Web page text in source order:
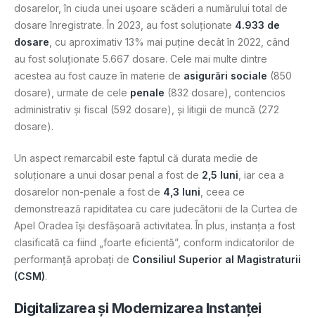
dosarelor, în ciuda unei ușoare scăderi a numărului total de
dosare înregistrate. În 2023, au fost soluționate 4.933 de
dosare , cu aproximativ 13% mai puține decât în 2022, când
au fost soluționate 5.667 dosare. Cele mai multe dintre
acestea au fost cauze în materie de asigurări sociale (850
dosare), urmate de cele penale (832 dosare), contencios
administrativ și fiscal (592 dosare), și litigii de muncă (272
dosare).
Un aspect remarcabil este faptul că durata medie de
soluționare a unui dosar penal a fost de 2,5 luni , iar cea a
dosarelor non-penale a fost de 4,3 luni , ceea ce
demonstrează rapiditatea cu care judecătorii de la Curtea de
Apel Oradea își desfășoară activitatea. În plus, instanța a fost
clasificată ca fiind „foarte eficientă”, conform indicatorilor de
performanță aprobați de Consiliul Superior al Magistraturii
(CSM)​.
Digitalizarea și Modernizarea Instanței